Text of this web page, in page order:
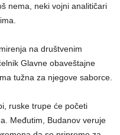
nema, neki vojni analitičari
na društvenim
Glavne obaveštajne
tužna za njegove saborce.
ruske trupe će početi
Međutim, Budanov veruje